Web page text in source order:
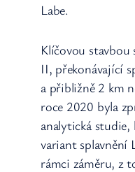
Labe.
Klíčovou stavbou
II, překonávající
a přibližně 2 km
roce 2020 byla
analytická
variant splavnění
rámci záměru, z